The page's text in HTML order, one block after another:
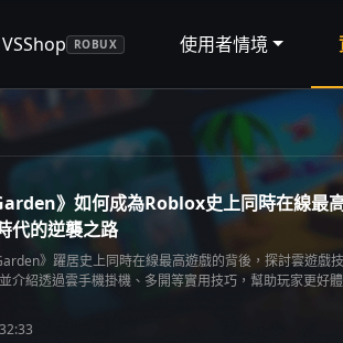
VSShop ROBUX 使用者情境
》如何成為Roblox史上同時在線最
代的逆襲之路
》躍居史上同時在線最高遊戲的背後，探討雲遊戲
介紹透過雲手機掛機、多開等實用技巧，幫助玩家更好